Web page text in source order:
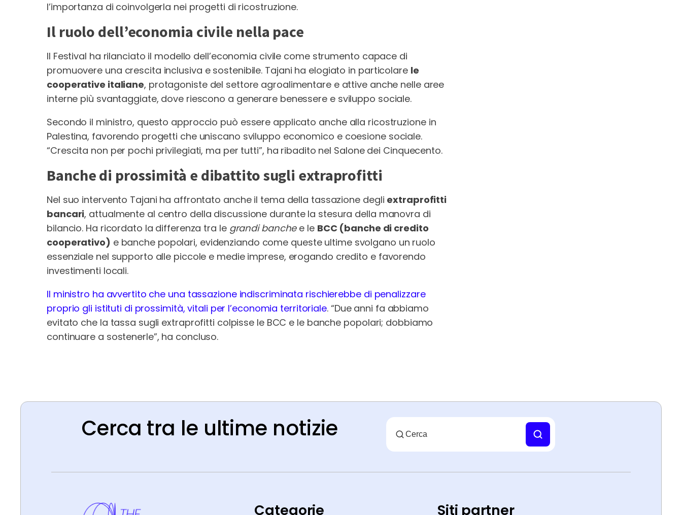
l’importanza di coinvolgerla nei progetti di ricostruzione.
Il ruolo dell’economia civile nella pace
Il Festival ha rilanciato il modello dell’economia civile come strumento capace di
promuovere una crescita inclusiva e sostenibile. Tajani ha elogiato in particolare le
cooperative italiane, protagoniste del settore agroalimentare e attive anche nelle aree
interne più svantaggiate, dove riescono a generare benessere e sviluppo sociale.
Secondo il ministro, questo approccio può essere applicato anche alla ricostruzione in
Palestina, favorendo progetti che uniscano sviluppo economico e coesione sociale.
“Crescita non per pochi privilegiati, ma per tutti”, ha ribadito nel Salone dei Cinquecento.
Banche di prossimità e dibattito sugli extraprofitti
Nel suo intervento Tajani ha affrontato anche il tema della tassazione degli extraprofitti
bancari, attualmente al centro della discussione durante la stesura della manovra di
bilancio. Ha ricordato la differenza tra le grandi banchee le BCC (banche di credito
cooperativo) e banche popolari, evidenziando come queste ultime svolgano un ruolo
essenziale nel supporto alle piccole e medie imprese, erogando credito e favorendo
investimenti locali.
Il ministro ha avvertito che una tassazione indiscriminata rischierebbe di penalizzare
proprio gli istituti di prossimità, vitali per l’economia territoriale. “Due anni fa abbiamo
evitato che la tassa sugli extraprofitti colpisse le BCC e le banche popolari; dobbiamo
continuare a sostenerle”, ha concluso.
Cerca tra le ultime notizie
Categorie Siti partner